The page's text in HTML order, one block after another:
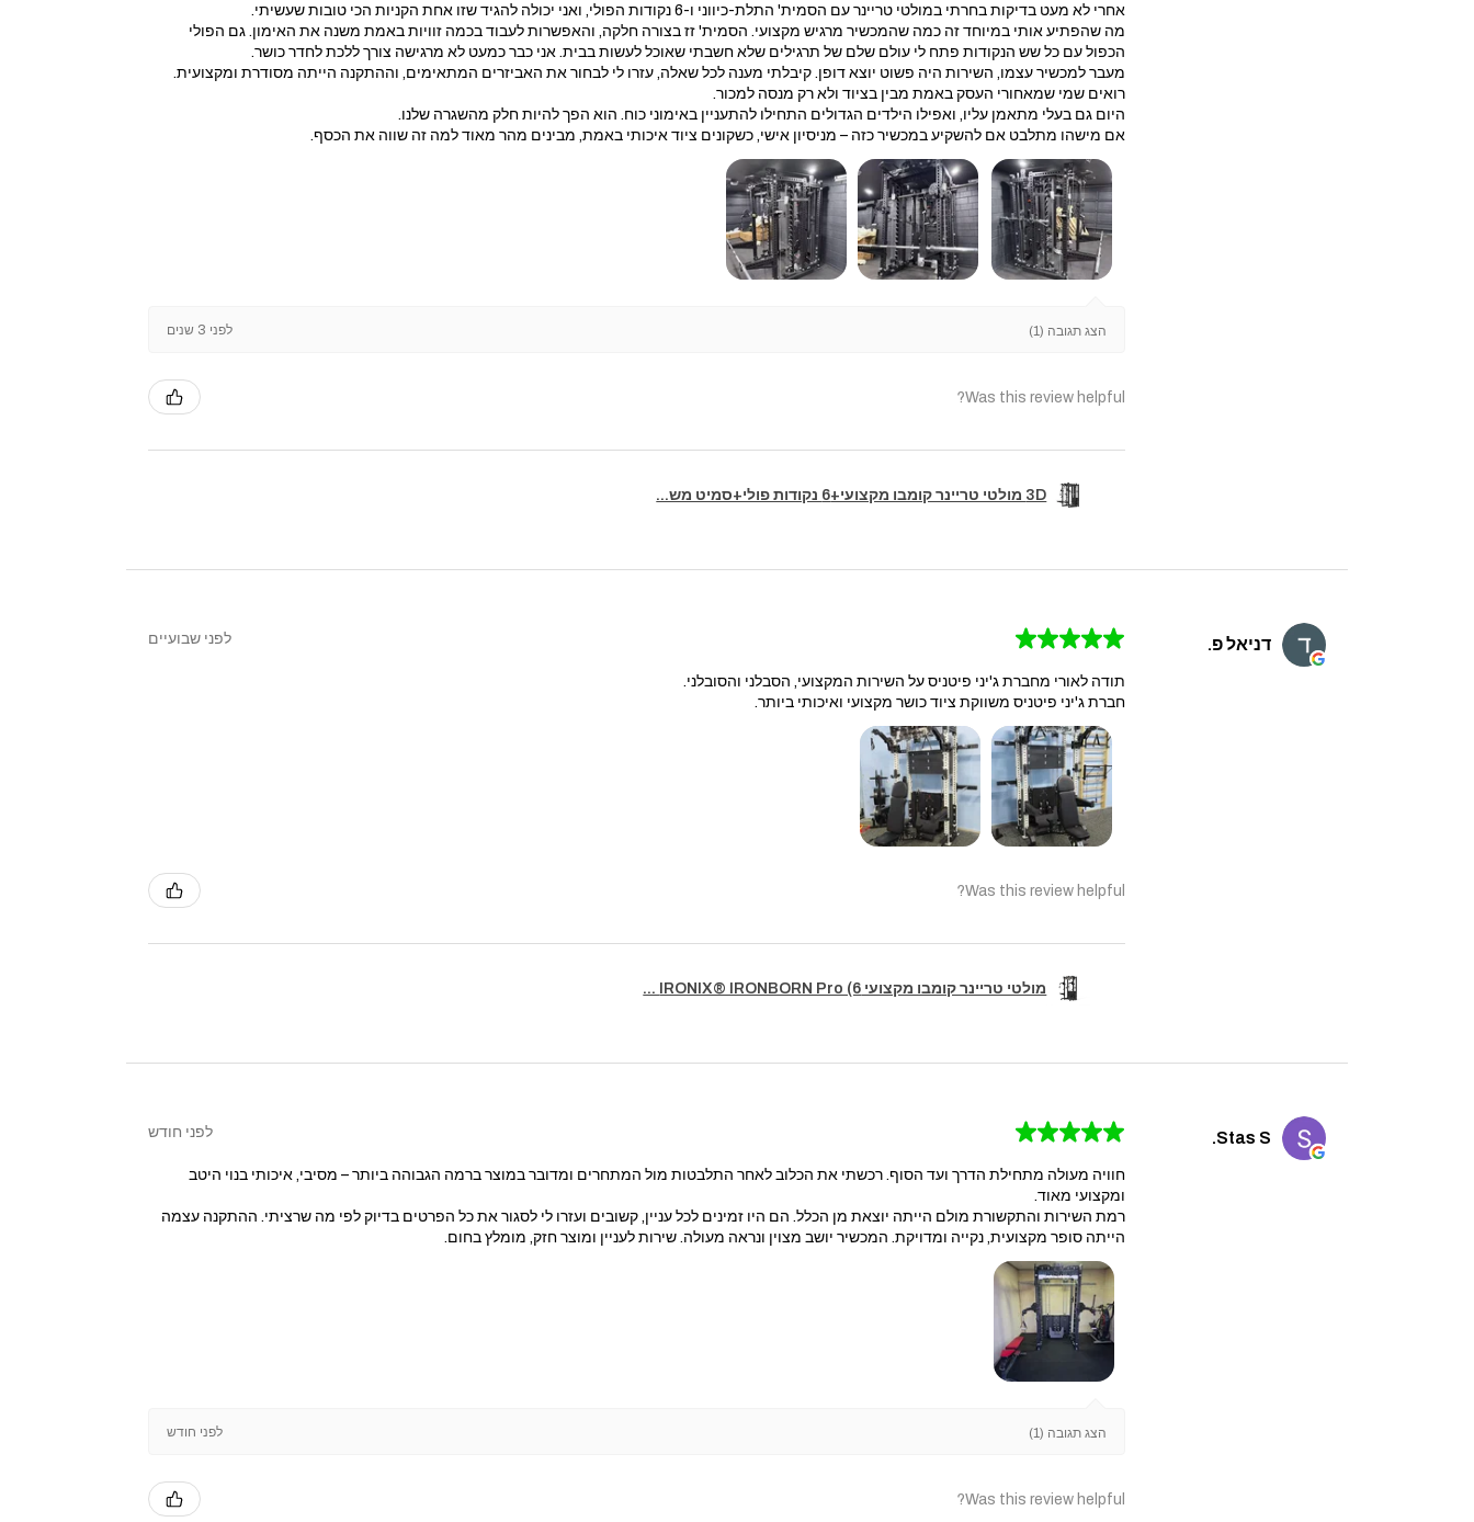
אחרי לא מעט בדיקות בחרתי במולטי טריינר עם הסמית' התלת-כיווני ו-6 נקודות הפולי, ואני יכולה להגיד שזו אחת הקניות הכי טובות שעשיתי.
מה שהפתיע אותי במיוחד זה כמה שהמכשיר מרגיש מקצועי. הסמית' זז בצורה חלקה, והאפשרות לעבוד בכמה זוויות באמת משנה את האימון. גם הפולי
הכפול עם כל שש הנקודות פתח לי עולם שלם של תרגילים שלא חשבתי שאוכל לעשות בבית. אני כבר כמעט לא מרגישה צורך ללכת לחדר כושר.
מעבר למכשיר עצמו, השירות היה פשוט יוצא דופן. קיבלתי מענה לכל שאלה, עזרו לי לבחור את האביזרים המתאימים, וההתקנה הייתה מסודרת ומקצועית.
רואים שמי שמאחורי העסק באמת מבין בציוד ולא רק מנסה למכור.
היום גם בעלי מתאמן עליו, ואפילו הילדים הגדולים התחילו להתעניין באימוני כוח. הוא הפך להיות חלק מהשגרה שלנו.
אם מישהו מתלבט אם להשקיע במכשיר כזה – מניסיון אישי, כשקונים ציוד איכותי באמת, מבינים מהר מאוד למה זה שווה את הכסף.
הצג תגובה (1) לפני 3 שנים
Was this review helpful?
3D מולטי טריינר קומבו מקצועי+6 נקודות פולי+סמיט מש...
דניאל פ. ★
★
★
★
★ לפני שבועיים
תודה לאורי מחברת ג'יני פיטניס על השירות המקצועי, הסבלני והסובלני.
חברת ג'יני פיטניס משווקת ציוד כושר מקצועי ואיכותי ביותר.
Was this review helpful?
מולטי טריינר קומבו מקצועי IRONIX® IRONBORN Pro (6 ...
Stas S.
★
★
★
★
★ לפני חודש
חוויה מעולה מתחילת הדרך ועד הסוף. רכשתי את הכלוב לאחר התלבטות מול המתחרים ומדובר במוצר ברמה הגבוהה ביותר – מסיבי, איכותי בנוי היטב
ומקצועי מאוד.
​רמת השירות והתקשורת מולם הייתה יוצאת מן הכלל. הם היו זמינים לכל עניין, קשובים ועזרו לי לסגור את כל הפרטים בדיוק לפי מה שרציתי. ההתקנה עצמה
הייתה סופר מקצועית, נקייה ומדויקת. המכשיר יושב מצוין ונראה מעולה. שירות לעניין ומוצר חזק, מומלץ בחום.
הצג תגובה (1) לפני חודש
Was this review helpful?